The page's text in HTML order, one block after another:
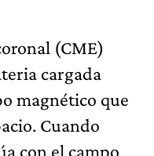
(CME)
cargada
magnético que
Cuando
con el campo